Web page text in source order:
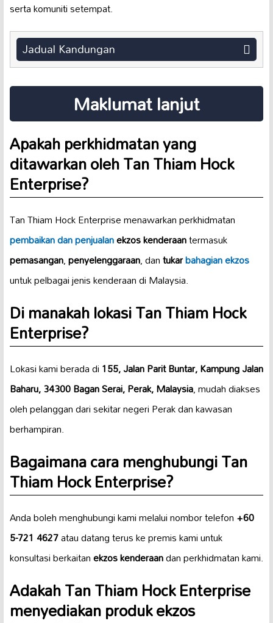
serta komuniti setempat.
Jadual Kandungan
Maklumat lanjut
Apakah perkhidmatan yang
ditawarkan oleh Tan Thiam Hock
Enterprise?
Tan Thiam Hock Enterprise menawarkan perkhidmatan
pembaikan dan penjualanekzos kenderaantermasuk
pemasangan,penyelenggaraan, dantukarbahagian ekzos
untuk pelbagai jenis kenderaan di Malaysia.
Di manakah lokasi Tan Thiam Hock
Enterprise?
Lokasi kami berada di155, Jalan Parit Buntar, Kampung Jalan
Baharu, 34300 Bagan Serai, Perak, Malaysia, mudah diakses
oleh pelanggan dari sekitar negeri Perak dan kawasan
berhampiran.
Bagaimana cara menghubungi Tan
Thiam Hock Enterprise?
Anda boleh menghubungi kami melalui nombor telefon+60
5-721 4627atau datang terus ke premis kami untuk
konsultasi berkaitanekzos kenderaandan perkhidmatan kami.
Adakah Tan Thiam Hock Enterprise
menyediakan produk ekzos